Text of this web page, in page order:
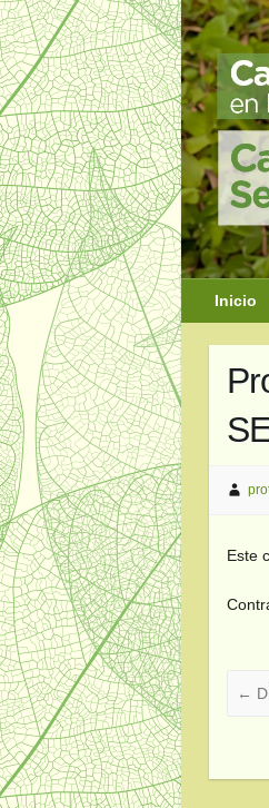
Saltar
al
contenido
Inicio
Este
←